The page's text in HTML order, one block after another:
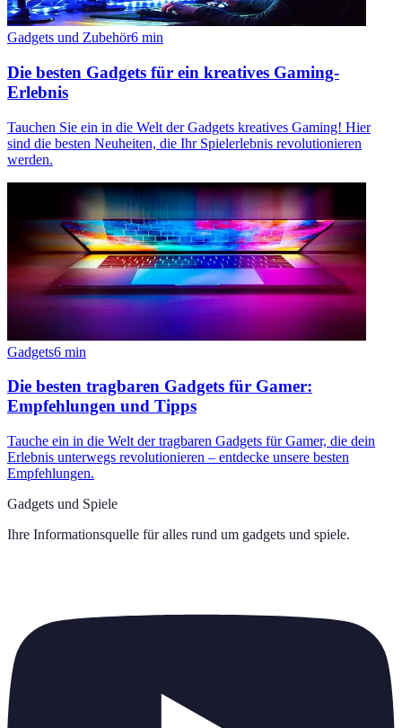
Gadgets und Zubehör6 min
Die besten Gadgets für ein kreatives Gaming-
Erlebnis
Tauchen Sie ein in die Welt der Gadgets kreatives Gaming! Hier
sind die besten Neuheiten, die Ihr Spielerlebnis revolutionieren
werden.
Gadgets6 min
Die besten tragbaren Gadgets für Gamer:
Empfehlungen und Tipps
Tauche ein in die Welt der tragbaren Gadgets für Gamer, die dein
Erlebnis unterwegs revolutionieren – entdecke unsere besten
Empfehlungen.
Gadgets und Spiele
Ihre Informationsquelle für alles rund um gadgets und spiele.